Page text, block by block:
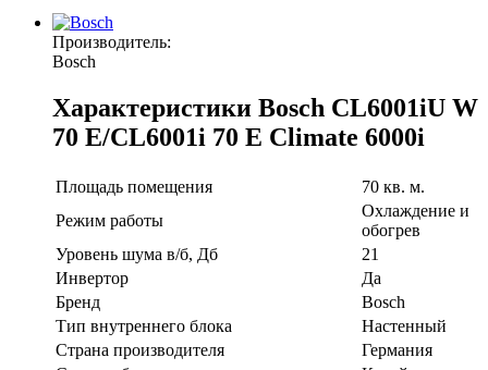
Производитель:
Bosch
Характеристики Bosch CL6001iU W
70 E/CL6001i 70 E Climate 6000i
Площадь помещения
70 кв. м.
Режим работы
Охлаждение и
обогрев
Уровень шума в/б, Дб
21
Инвертор
Да
Бренд
Bosch
Тип внутреннего блока
Настенный
Страна производителя
Германия